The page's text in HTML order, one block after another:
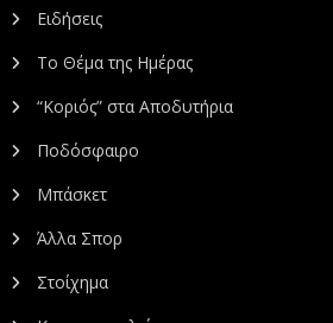
Ειδήσεις
Το Θέμα της Ημέρας
“Κοριός” στα Αποδυτήρια
Ποδόσφαιρο
Μπάσκετ
Άλλα Σπορ
Στοίχημα